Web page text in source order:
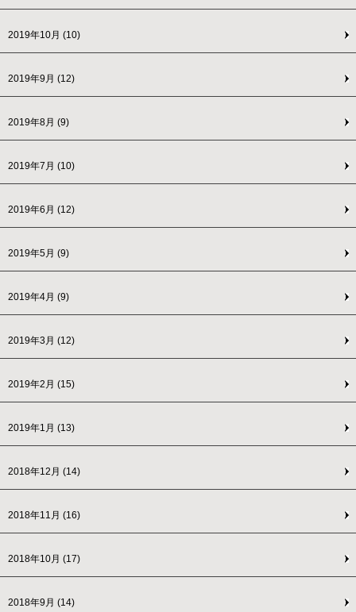
2019年10月 (10)
2019年9月 (12)
2019年8月 (9)
2019年7月 (10)
2019年6月 (12)
2019年5月 (9)
2019年4月 (9)
2019年3月 (12)
2019年2月 (15)
2019年1月 (13)
2018年12月 (14)
2018年11月 (16)
2018年10月 (17)
2018年9月 (14)